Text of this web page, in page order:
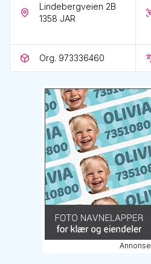
Lindebergveien 2B
1358 JAR
Org. 973336460
Annonse